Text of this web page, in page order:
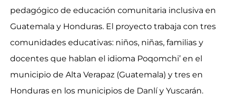
pedagógico de educación comunitaria inclusiva en
Guatemala y Honduras. El proyecto trabaja con tres
comunidades educativas: niños, niñas, familias y
docentes que hablan el idioma Poqomchi’ en el
municipio de Alta Verapaz (Guatemala) y tres en
Honduras en los municipios de Danlí y Yuscarán.